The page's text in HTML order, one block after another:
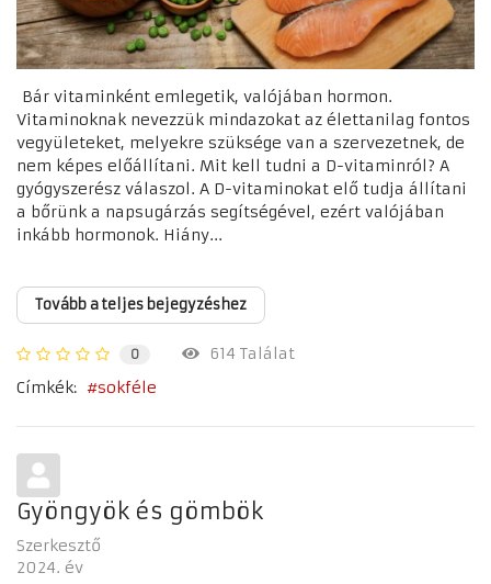
Bár vitaminként emlegetik, valójában hormon.
Vitaminoknak nevezzük mindazokat az élettanilag fontos
vegyületeket, melyekre szüksége van a szervezetnek, de
nem képes előállítani. Mit kell tudni a D-vitaminról? A
gyógyszerész válaszol. A D-vitaminokat elő tudja állítani
a bőrünk a napsugárzás segítségével, ezért valójában
inkább hormonok. Hiány...
Tovább a teljes bejegyzéshez
0
614 Találat
Címkék:
sokféle
Gyöngyök és gömbök
Szerkesztő
2024. év